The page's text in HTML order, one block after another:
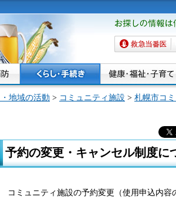
お探しの情報は
か。
救急当番医
地域の活動 > コミュニティ施設 > 札幌市コ
予約の変更・キャンセル制度に
コミュニティ施設の予約変更（使用申込内